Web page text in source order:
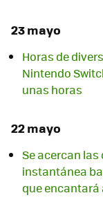
23 mayo
Horas de
Nintendo
unas horas
22 mayo
Se acercan
instantánea
que encantará